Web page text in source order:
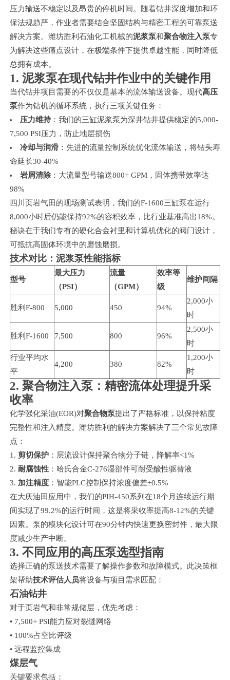
压力输送不稳定以及昂贵的停机时间。随着钻井深度增加和环
保法规趋严，作业者需要结合坚固结构与精密工程的可靠泵送
解决方案。潍坊胜利石油化工机械的泥浆泵和聚合物注入泵专
为解决这些痛点设计，在极端条件下提供卓越性能，同时降低
总拥有成本。
1. 泥浆泵在现代钻井作业中的关键作用
当代钻井项目需要的不仅仅是基本的流体输送设备。现代高压
泵作为钻机的循环系统，执行三项关键任务：
压力维持：我们的三缸泥浆泵为深井钻井提供稳定的5,000-
7,500 PSI压力，防止地层损伤
冷却与润滑：先进的流量控制系统优化流体输送，将钻头寿
命延长30-40%
岩屑清除：大流量型号输送800+ GPM，固体携带效率达
98%
四川页岩气田的现场测试表明，我们的F-1600三缸泵在运行
8,000小时后仍能保持92%的容积效率，比行业基准高出18%。
秘诀在于我们专有的硬化合金衬里和计算机优化的阀门设计，
可抵抗高固体环境中的磨蚀磨损。
技术对比：泥浆泵性能指标
型号
最大压力
（PSI）
流量
（GPM）
效率等
级
维护间隔
胜利F-800 5,000 450 94%
2,000小
时
胜利F-1600 7,500 800 96%
2,500小
时
行业平均水
平
4,200 380 82%
1,200小
时
2. 聚合物注入泵：精密流体处理提升采
收率
化学强化采油(EOR)对聚合物泵提出了严格标准，以保持粘度
完整性和注入精度。潍坊胜利的解决方案解决了三个常见故障
点：
剪切保护：层流设计保持聚合物分子链，降解率<1%
耐腐蚀性：哈氏合金C-276湿部件可耐受酸性驱替液
加注精度：智能PLC控制保持浓度偏差±0.5%
在大庆油田应用中，我们的PIH-450系列在18个月连续运行期
间实现了99.2%的运行时间，这是将采收率提高8-12%的关键
因素。泵的模块化设计可在90分钟内快速更换密封件，最大限
度减少生产中断。
3. 不同应用的高压泵选型指南
选择正确的泵送技术需要了解操作参数和故障模式。此决策框
架帮助技术评估人员将设备与项目需求匹配：
石油钻井
对于页岩气和非常规储层，优先考虑：
• 7,500+ PSI能力应对裂缝网络
• 100%占空比评级
• 远程监控集成
煤层气
关键要求包括：